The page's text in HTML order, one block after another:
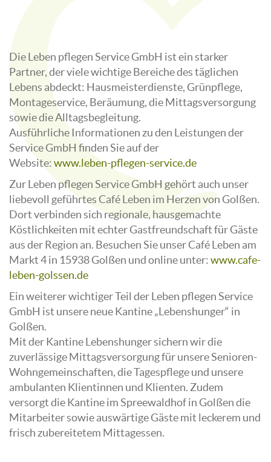
Die Leben pflegen Service GmbH ist ein starker
Partner, der viele wichtige Bereiche des täglichen
Lebens abdeckt: Hausmeisterdienste, Grünpflege,
Montageservice, Beräumung, die Mittagsversorgung
sowie die Alltagsbegleitung.
Ausführliche Informationen zu den Leistungen der
Service GmbH finden Sie auf der
Website:www.leben-pflegen-service.de
Zur Leben pflegen Service GmbH gehört auch unser
liebevoll geführtes Café Leben im Herzen von Golßen.
Dort verbinden sich regionale, hausgemachte
Köstlichkeiten mit echter Gastfreundschaft für Gäste
aus der Region an. Besuchen Sie unser Café Leben am
Markt 4 in 15938 Golßen und online unter:www.cafe-
leben-golssen.de
Ein weiterer wichtiger Teil der Leben pflegen Service
GmbH ist unsere neue Kantine „Lebenshunger“ in
Golßen.
Mit der Kantine Lebenshunger sichern wir die
zuverlässige Mittagsversorgung für unsere Senioren-
Wohngemeinschaften, die Tagespflege und unsere
ambulanten Klientinnen und Klienten. Zudem
versorgt die Kantine im Spreewaldhof in Golßen die
Mitarbeiter sowie auswärtige Gäste mit leckerem und
frisch zubereitetem Mittagessen.